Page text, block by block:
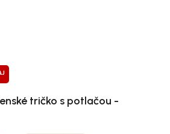
tričko s potlačou -